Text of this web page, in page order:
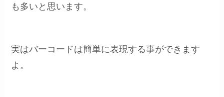
も多いと思います。
実はバーコードは簡単に表現する事ができます
よ。